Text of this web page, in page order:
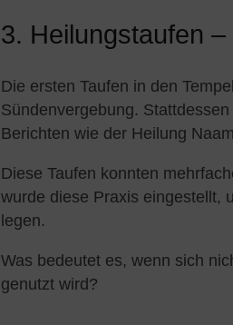
3. Heilungstaufen
Die ersten Taufen in den
Sündenvergebung.
Berichten wie der Heilung
Diese Taufen konnten
wurde diese Praxis eingestellt,
legen.
Was bedeutet es, wenn sich
genutzt wird?